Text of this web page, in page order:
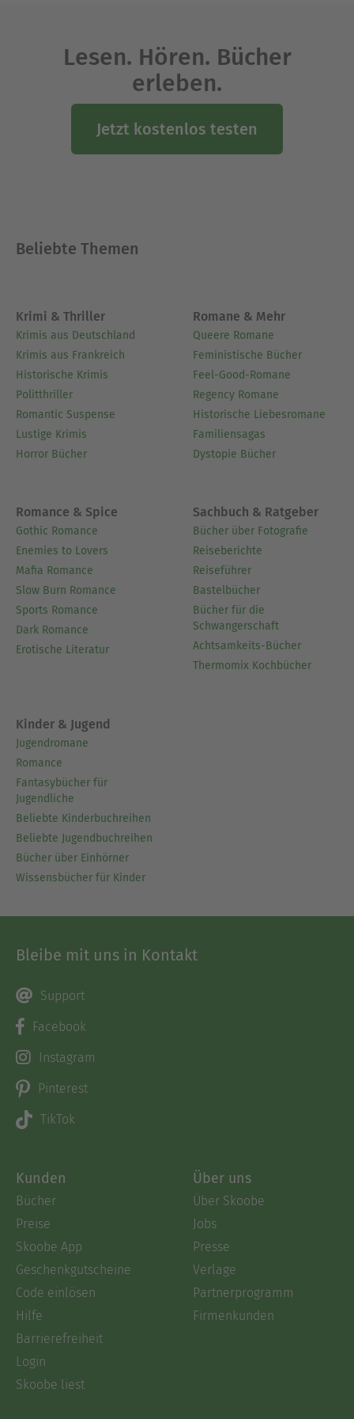
»Tod in München – Rufmord«
Dabei ist »Machtbeben« auch als Printausgabe
Lesen. Hören. Bücher
erleben.
Jetzt kostenlos testen
Beliebte Themen
Krimi & Thriller
Krimis aus Deutschland
Krimis aus Frankreich
Historische Krimis
Politthriller
Romantic Suspense
Lustige Krimis
Horror Bücher
Romane & Mehr
Queere Romane
Feministische Bücher
Feel-Good-Romane
Regency Romane
Historische Liebesromane
Familiensagas
Dystopie Bücher
Romance & Spice
Gothic Romance
Enemies to Lovers
Mafia Romance
Slow Burn Romance
Sports Romance
Dark Romance
Erotische Literatur
Sachbuch & Ratgeber
Bücher über Fotografie
Reiseberichte
Reiseführer
Bastelbücher
Bücher für die
Schwangerschaft
Achtsamkeits-Bücher
Thermomix Kochbücher
Kinder & Jugend
Jugendromane
Romance
Fantasybücher für
Jugendliche
Beliebte Kinderbuchreihen
Beliebte Jugendbuchreihen
Bücher über Einhörner
Wissensbücher für Kinder
Bleibe mit uns in Kontakt
Support
Facebook
Instagram
Pinterest
TikTok
Kunden
Bücher
Preise
Skoobe App
Geschenkgutscheine
Code einlösen
Hilfe
Barrierefreiheit
Login
Skoobe liest
Über uns
Über Skoobe
Jobs
Presse
Verlage
Partnerprogramm
Firmenkunden